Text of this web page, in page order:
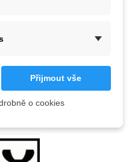
Přijmout vše
o cookies